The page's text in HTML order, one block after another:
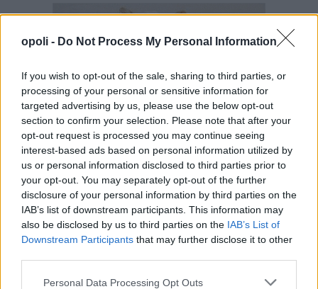
opoli - Do Not Process My Personal Information
If you wish to opt-out of the sale, sharing to third parties, or
processing of your personal or sensitive information for
targeted advertising by us, please use the below opt-out
section to confirm your selection. Please note that after your
opt-out request is processed you may continue seeing
interest-based ads based on personal information utilized by
us or personal information disclosed to third parties prior to
your opt-out. You may separately opt-out of the further
disclosure of your personal information by third parties on the
IAB’s list of downstream participants. This information may
also be disclosed by us to third parties on the IAB’s List of
Downstream Participants that may further disclose it to other
Personal Data Processing Opt Outs